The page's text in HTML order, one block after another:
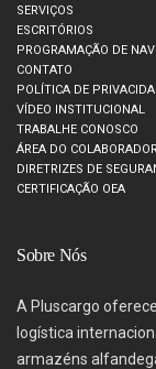
SERVIÇOS
ESCRITÓRIOS
PROGRAMAÇÃO DE
CONTATO
POLÍTICA DE
VÍDEO INSTITUCIONAL
TRABALHE CONOSCO
ÁREA DO COLABORADOR
DIRETRIZES DE
CERTIFICAÇÃO OEA
Sobre Nós
A Pluscargo
logística
armazéns